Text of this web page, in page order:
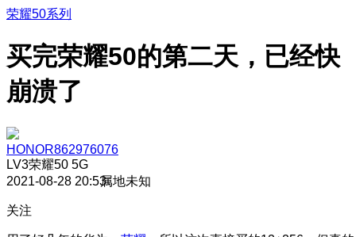
荣耀50系列
买完荣耀50的第二天，已经快
崩溃了
HONOR862976076
LV3荣耀50 5G
2021-08-28 20:53属地未知
关注